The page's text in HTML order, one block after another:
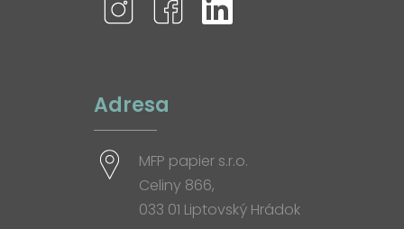
Adresa
MFP papier s.r.o.
Celiny 866,
033 01 Liptovský Hrádok